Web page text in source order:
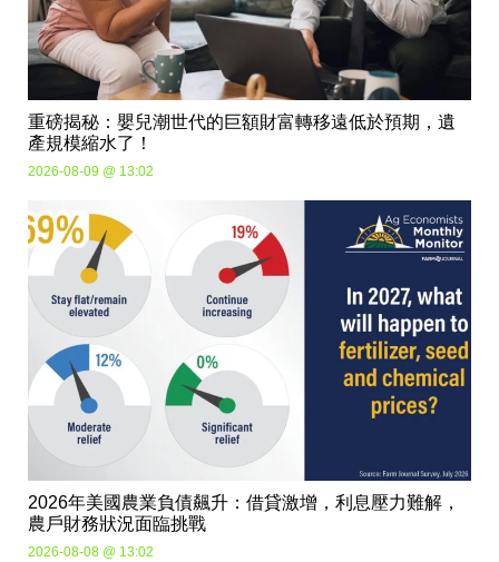
重磅揭秘：嬰兒潮世代的巨額財富轉移遠低於預期，遺
產規模縮水了！
2026-08-09 @ 13:02
2026年美國農業負債飆升：借貸激增，利息壓力難解，
農戶財務狀況面臨挑戰
2026-08-08 @ 13:02